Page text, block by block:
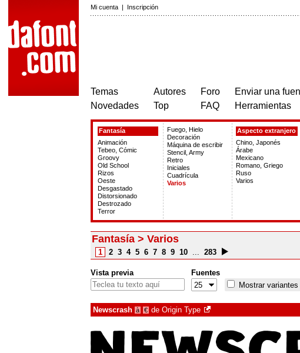
Mi cuenta | Inscripción
Temas
Novedades
Autores
Top
Foro
FAQ
Enviar una
Herramientas
Fantasía
Animación
Tebeo, Cómic
Groovy
Old School
Rizos
Oeste
Desgastado
Distorsionado
Destrozado
Terror
Fuego, Hielo
Decoración
Máquina de escribir
Stencil, Army
Retro
Iniciales
Cuadrícula
Varios
Aspecto extranjero
Chino, Japonés
Árabe
Mexicano
Romano, Griego
Ruso
Varios
Fantasía > Varios
1 2 3 4 5 6 7 8 9 10 ... 283
Vista previa
Fuentes
Mostrar variantes
Newscrash à € de Origin Type